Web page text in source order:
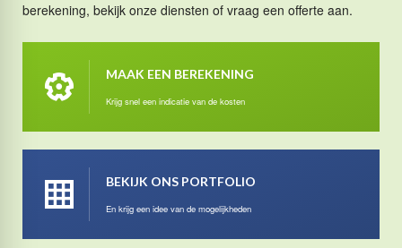
berekening, bekijk onze diensten of vraag een offerte aan.
MAAK EEN BEREKENING
Krijg snel een indicatie van de kosten
BEKIJK ONS PORTFOLIO
En krijg een idee van de mogelijkheden